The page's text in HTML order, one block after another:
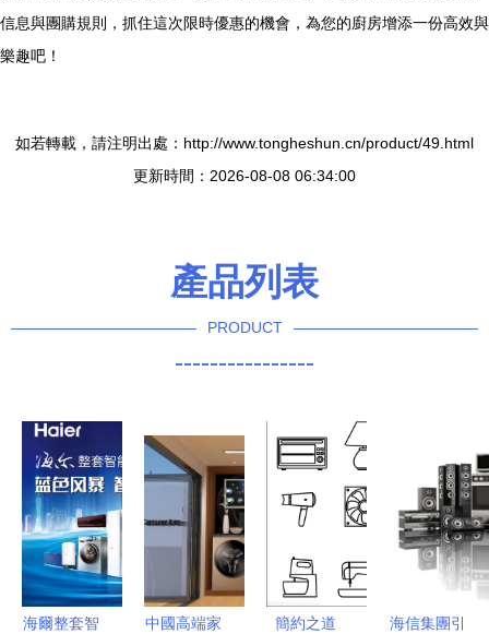
信息與團購規則，抓住這次限時優惠的機會，為您的廚房增添一份高效與
樂趣吧！
如若轉載，請注明出處：http://www.tongheshun.cn/product/49.html
更新時間：2026-08-08 06:34:00
產品列表
PRODUCT
----------------
海爾整套智
中國高端家
簡約之道
海信集團引